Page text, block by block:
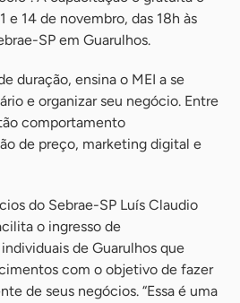
e 14 de novembro, das 18h às
SP em Guarulhos.
duração, ensina o MEI a se
e organizar seu negócio. Entre
comportamento
de preço, marketing digital e
do Sebrae-SP Luís Claudio
o ingresso de
de Guarulhos que
com o objetivo de fazer
de seus negócios. “Essa é uma